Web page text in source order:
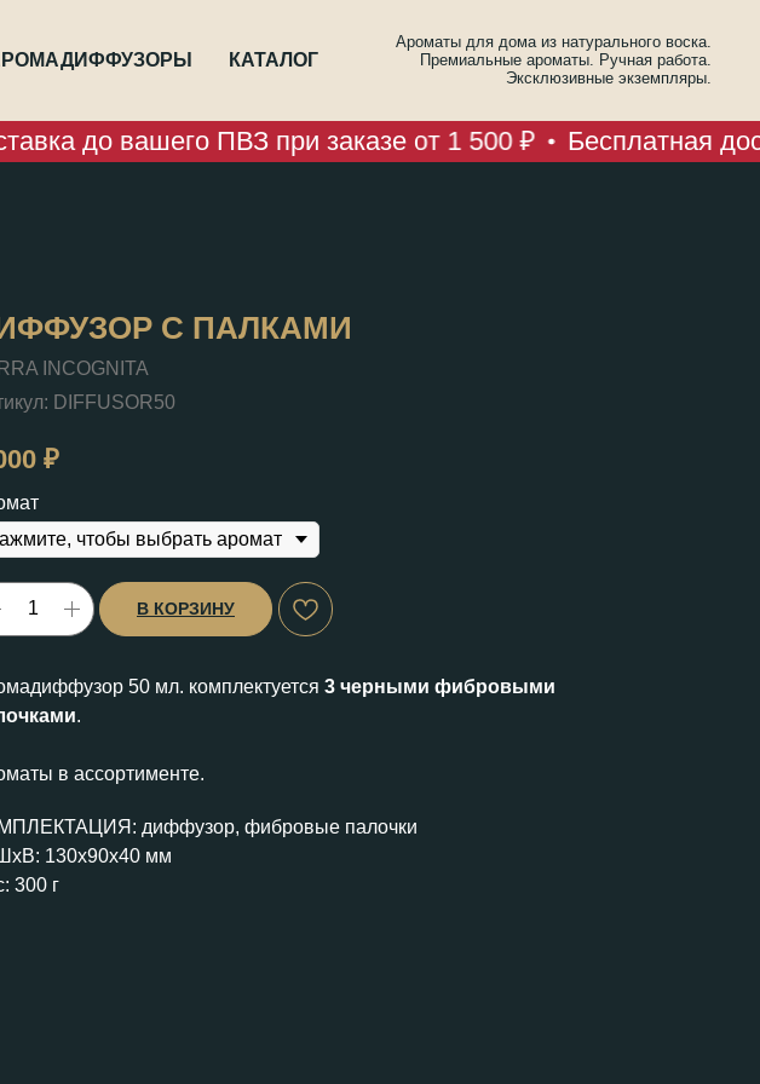
КАТАЛОГ
Ароматы для дома из натурального воска.
Премиальные ароматы. Ручная работа.
Эксклюзивные экземпляры.
до вашего ПВЗ при заказе от 1 500 ₽ Бесплатная
С ПАЛКАМИ
INCOGNITA
DIFFUSOR50
₽
В КОРЗИНУ
50 мл. комплектуется 3 черными фибровыми
.
в ассортименте.
диффузор, фибровые палочки
130x90x40 мм
300 г